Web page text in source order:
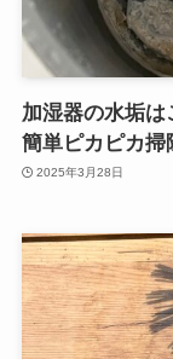
加湿器の水垢
簡単ピカピカ掃
2025年3月28日